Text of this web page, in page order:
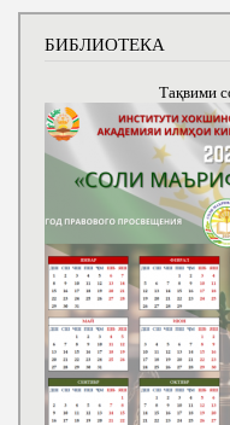
БИБЛИОТЕКА
Тақвими